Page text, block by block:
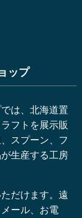
ップ
は、北海道置
フトを展示販
スプーン、フ
生産する工房
だけます。遠
ール、お電